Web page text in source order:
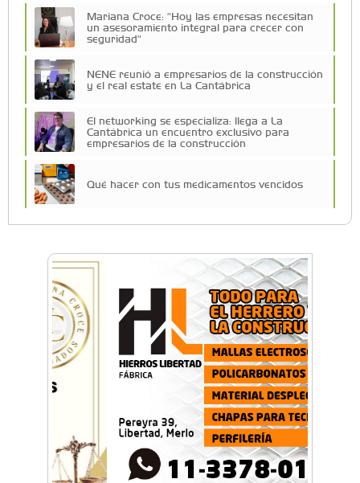
Mariana Croce: "Hoy las empresas necesitan
un asesoramiento integral para crecer con
seguridad"
NENE reunió a empresarios de la construcción
y el real estate en La Cantábrica
El networking se especializa: llega a La
Cantábrica un encuentro exclusivo para
empresarios de la construcción
Qué hacer con tus medicamentos vencidos
Más de 80 emprendedores, K-Pop y canje de
Vuelve la expo Morón Se Muestra: dos días
para conocer lo que se produce en el distrito
Historias con Toque Venezolano: Tequeños, la
esencia del sabor y la alegría en un bocado
Build With AI: Google Developer Groups
Castelar llevó charlas de IA a BYTEC
Lunettes de vegetales y corazón de
mozzarella: El paso a paso para una pasta de
autor